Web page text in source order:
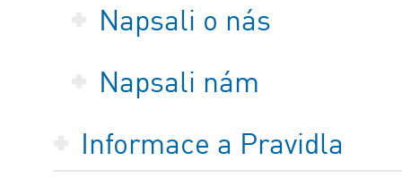
Napsali o nás
Napsali nám
Informace a Pravidla